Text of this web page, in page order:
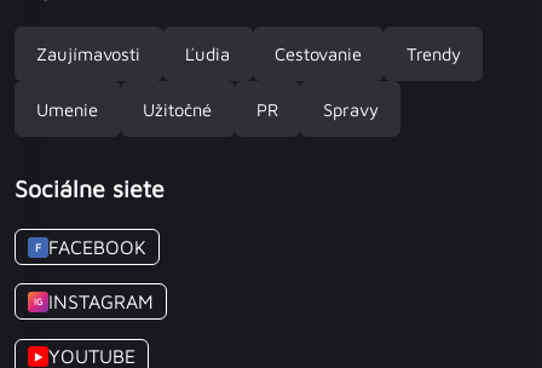
Zaujímavosti Ľudia Cestovanie Trendy
Umenie Užitočné PR Spravy
Sociálne siete
F FACEBOOK
IG INSTAGRAM
▶ YOUTUBE